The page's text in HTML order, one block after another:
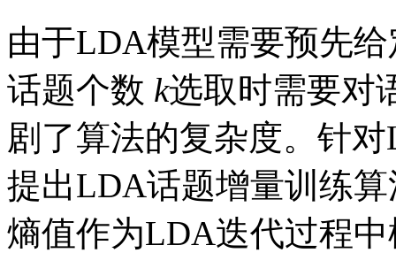
由于LDA模型需要预先
话题个数 k选取时需要对
剧了算法的复杂度。针
提出LDA话题增量训练
熵值作为LDA迭代过程